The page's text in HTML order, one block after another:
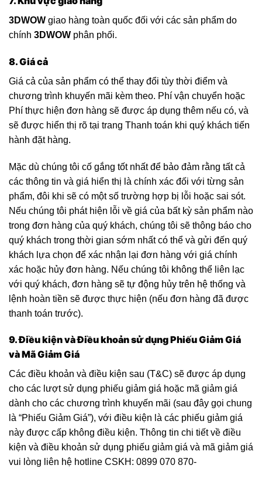
3DWOW giao hàng toàn quốc đối với các sản phẩm do
chính 3DWOW phân phối.
8. Giá cả
Giá cả của sản phẩm có thể thay đổi tùy thời điểm và
chương trình khuyến mãi kèm theo. Phí vận chuyển hoặc
Phí thực hiện đơn hàng sẽ được áp dụng thêm nếu có, và
sẽ được hiển thị rõ tại trang Thanh toán khi quý khách tiến
hành đặt hàng.
Mặc dù chúng tôi cố gắng tốt nhất để bảo đảm rằng tất cả
các thông tin và giá hiển thị là chính xác đối với từng sản
phẩm, đôi khi sẽ có một số trường hợp bị lỗi hoặc sai sót.
Nếu chúng tôi phát hiện lỗi về giá của bất kỳ sản phẩm nào
trong đơn hàng của quý khách, chúng tôi sẽ thông báo cho
quý khách trong thời gian sớm nhất có thể và gửi đến quý
khách lựa chọn để xác nhận lại đơn hàng với giá chính
xác hoặc hủy đơn hàng. Nếu chúng tôi không thể liên lạc
với quý khách, đơn hàng sẽ tự động hủy trên hệ thống và
lệnh hoàn tiền sẽ được thực hiện (nếu đơn hàng đã được
thanh toán trước).
9. Điều kiện và Điều khoản sử dụng Phiếu Giảm Giá
và Mã Giảm Giá
Các điều khoản và điều kiện sau (T&C) sẽ được áp dụng
cho các lượt sử dụng phiếu giảm giá hoặc mã giảm giá
dành cho các chương trình khuyến mãi (sau đây gọi chung
là “Phiếu Giảm Giá”), với điều kiện là các phiếu giảm giá
này được cấp không điều kiện. Thông tin chi tiết về điều
kiện và điều khoản sử dụng phiếu giảm giá và mã giảm giá
vui lòng liên hệ hotline CSKH: 0899 070 870-